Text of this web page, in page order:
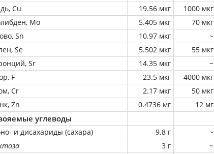
Cu
19.56 мкг 1000 мкг
Mo
5.405 мкг 70 мкг
Sn
10.97 мкг
~
Se
5.502 мкг 55 мкг
Sr
14.35 мкг
~
F
23.5 мкг 4000 мкг
Cr
2.17 мкг 50 мкг
Zn
0.4736 мг 12 мг
углеводы
и дисахариды (сахара) 9.8 г
~
3 г ~